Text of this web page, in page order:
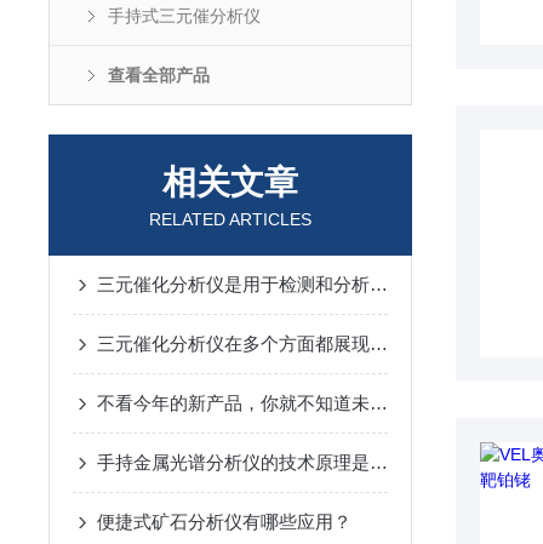
手持式三元催分析仪
查看全部产品
相关文章
RELATED ARTICLES
三元催化分析仪是用于检测和分析三元催化器性能的专业设备
三元催化分析仪在多个方面都展现出了一定的优势
不看今年的新产品，你就不知道未来将身处何方-奥林巴斯
手持金属光谱分析仪的技术原理是怎样的？
便捷式矿石分析仪有哪些应用？